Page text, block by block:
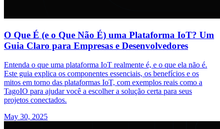
O Que É (e o Que Não É) uma Plataforma IoT? Um
Guia Claro para Empresas e Desenvolvedores
Entenda o que uma plataforma IoT realmente é, e o que ela não é.
Este guia explica os componentes essenciais, os benefícios e os
mitos em torno das plataformas IoT, com exemplos reais como a
TagoIO para ajudar você a escolher a solução certa para seus
projetos conectados.
May 30, 2025